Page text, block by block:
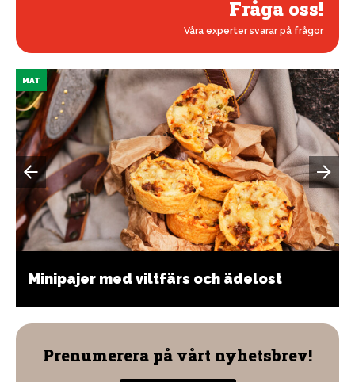
Fråga oss!
Våra experter svarar på frågor
MAT
Minipajer med viltfärs och ädelost
Prenumerera på vårt nyhetsbrev!